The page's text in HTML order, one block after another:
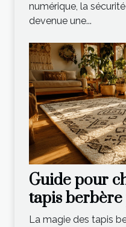
numérique, la
devenue une...
Guide pour
tapis
intérieur
La magie des tapis